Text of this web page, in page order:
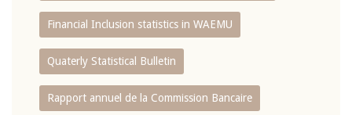
Financial Inclusion statistics in WAEMU
Quaterly Statistical Bulletin
Rapport annuel de la Commission Bancaire